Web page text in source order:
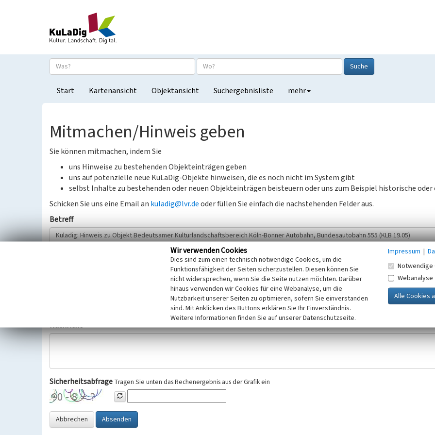
Suche
Start Kartenansicht Objektansicht Suchergebnisliste mehr
Mitmachen/Hinweis geben
Sie können mitmachen, indem Sie
uns Hinweise zu bestehenden Objekteinträgen geben
uns auf potenzielle neue KuLaDig-Objekte hinweisen, die es noch nicht im System gibt
selbst Inhalte zu bestehenden oder neuen Objekteinträgen beisteuern oder uns zum Beispiel historische oder
Schicken Sie uns eine Email an kuladig@lvr.deoder füllen Sie einfach die nachstehenden Felder aus.
Betreff
Wir bitten Sie um freiwillige Angabe Ihres Namens und Ihrer E-Mail-Adresse. Ihre Angaben werden ausschließlich im Rahmen der KuLaDig-
Selbstverständlich werden diese entsprechend der Vorschriften des Telemediengesetzes, des Datenschutzgesetzes NRW und der seit
Datenschutzgrundverordnung (EU-DSGVO) vertraulich behandelt, beachten Sie bitte unsere Hinweise zumDatenschutz
Nachricht
Sicherheitsabfrage Tragen Sie unten das Rechenergebnis aus der Grafik ein
Abbrechen Absenden
Wir verwenden Cookies
Dies sind zum einen technisch notwendige Cookies, um die
Funktionsfähigkeit der Seiten sicherzustellen. Diesen können Sie
nicht widersprechen, wenn Sie die Seite nutzen möchten. Darüber
hinaus verwenden wir Cookies für eine Webanalyse, um die
Nutzbarkeit unserer Seiten zu optimieren, sofern Sie einverstanden
sind. Mit Anklicken des Buttons erklären Sie Ihr Einverständnis.
Weitere Informationen finden Sie auf unserer Datenschutzseite.
Impressum |
Notwendige
Webanalyse